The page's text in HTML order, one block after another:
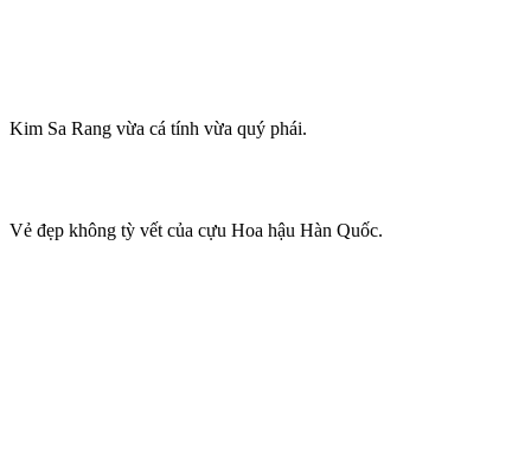
Kim Sa Rang vừa cá tính vừa quý phái.
Vẻ đẹp không tỳ vết của cựu Hoa hậu Hàn Quốc.